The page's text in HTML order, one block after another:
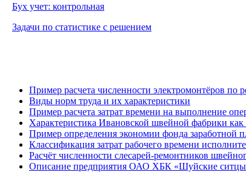
Бух учет: контрольная
Задачи по статистике с решением
Пример расчета численности электромонтёров по
Виды норм труда и их характеристики
Пример расчета затрат времени на выполнение
Характеристика Ивановской швейной фабрики
Пример определения экономии фонда заработной
Классификация затрат рабочего времени
Расчёт численности слесарей-ремонтников
Описание предприятия ОАО ХБК «Шуйские